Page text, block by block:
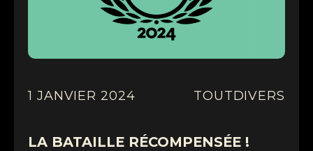
1 JANVIER 2024 TOUTDIVERS
LA BATAILLE RÉCOMPENSÉE !